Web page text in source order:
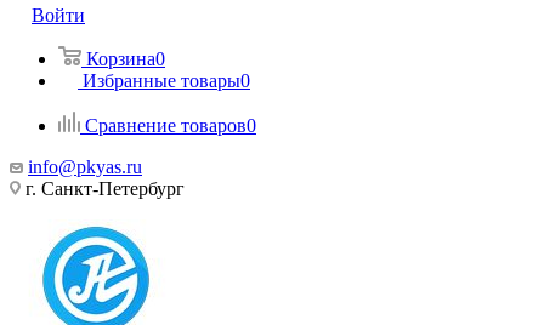
Войти
Корзина0
Избранные товары0
Сравнение товаров0
info@pkyas.ru
г. Санкт-Петербург